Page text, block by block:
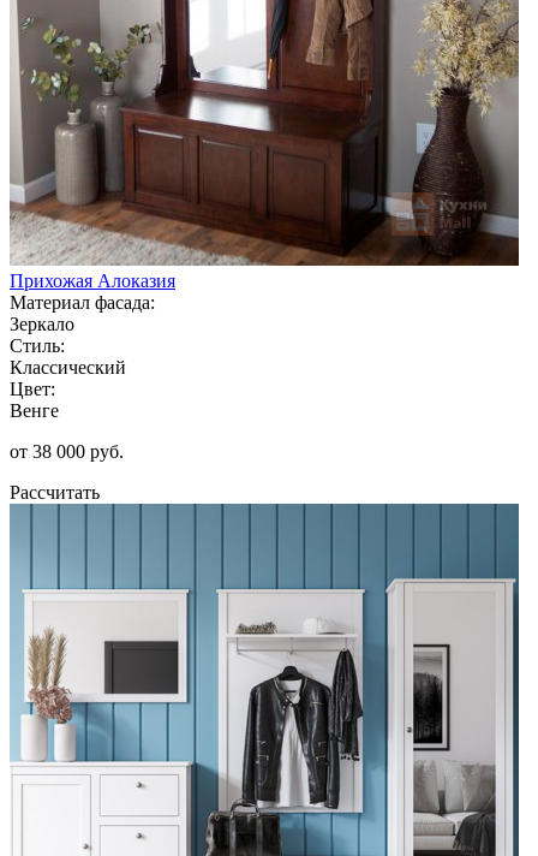
Прихожая Алоказия
Материал фасада:
Зеркало
Стиль:
Классический
Цвет:
Венге
от 38 000 руб.
Рассчитать